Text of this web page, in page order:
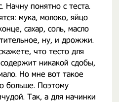
Начну понятно с теста.
мука, молоко, яйцо
сахар, соль, масло
ну, и дрожжи.
что тесто для
никакой сдобы,
Но мне вот такое
больше. Поэтому
Так, а для начинки